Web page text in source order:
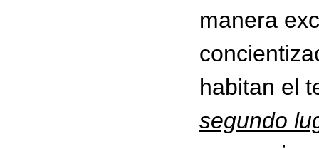
manera
habitan el
segundo